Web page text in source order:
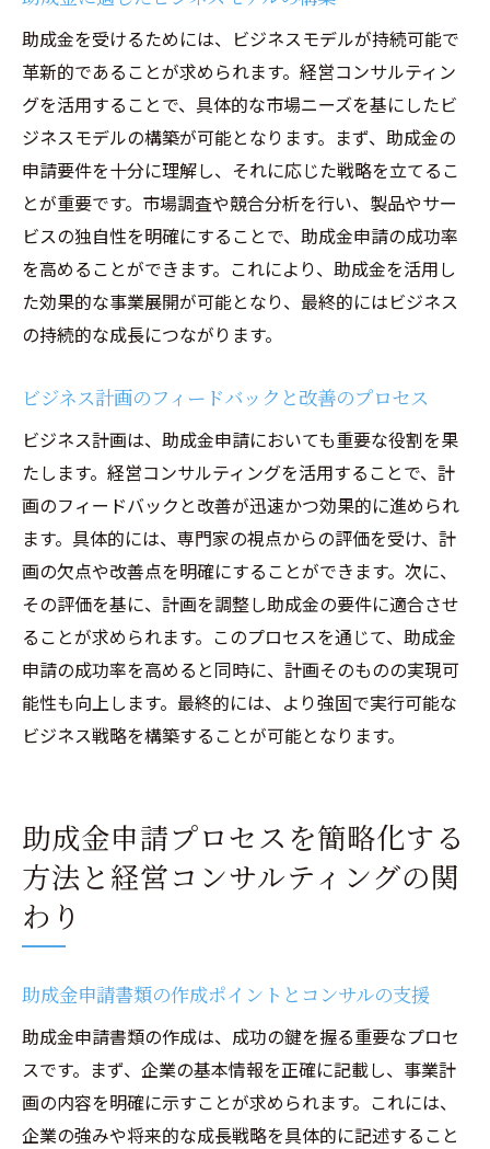
助成金を受けるためには、ビジネスモデルが持続可能で
革新的であることが求められます。経営コンサルティン
グを活用することで、具体的な市場ニーズを基にしたビ
ジネスモデルの構築が可能となります。まず、助成金の
申請要件を十分に理解し、それに応じた戦略を立てるこ
とが重要です。市場調査や競合分析を行い、製品やサー
ビスの独自性を明確にすることで、助成金申請の成功率
を高めることができます。これにより、助成金を活用し
た効果的な事業展開が可能となり、最終的にはビジネス
の持続的な成長につながります。
ビジネス計画のフィードバックと改善のプロセス
ビジネス計画は、助成金申請においても重要な役割を果
たします。経営コンサルティングを活用することで、計
画のフィードバックと改善が迅速かつ効果的に進められ
ます。具体的には、専門家の視点からの評価を受け、計
画の欠点や改善点を明確にすることができます。次に、
その評価を基に、計画を調整し助成金の要件に適合させ
ることが求められます。このプロセスを通じて、助成金
申請の成功率を高めると同時に、計画そのものの実現可
能性も向上します。最終的には、より強固で実行可能な
ビジネス戦略を構築することが可能となります。
助成金申請プロセスを簡略化する
方法と経営コンサルティングの関
わり
助成金申請書類の作成ポイントとコンサルの支援
助成金申請書類の作成は、成功の鍵を握る重要なプロセ
スです。まず、企業の基本情報を正確に記載し、事業計
画の内容を明確に示すことが求められます。これには、
企業の強みや将来的な成長戦略を具体的に記述すること